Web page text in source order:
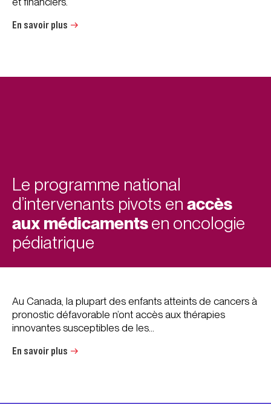
En savoir plus
Le programme national
d’intervenants pivots en accès
aux médicamentsen oncologie
pédiatrique
Au Canada, la plupart des enfants atteints de cancers à
pronostic défavorable n’ont accès aux thérapies
innovantes susceptibles de les...
En savoir plus